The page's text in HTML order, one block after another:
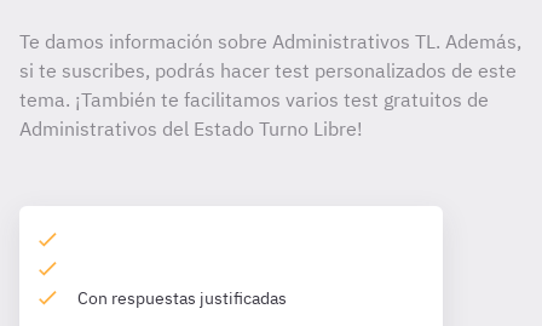
Te damos información sobre Administrativos TL. Además,
si te suscribes, podrás hacer test personalizados de este
tema. ¡También te facilitamos varios test gratuitos de
Administrativos del Estado Turno Libre!
Con respuestas justificadas